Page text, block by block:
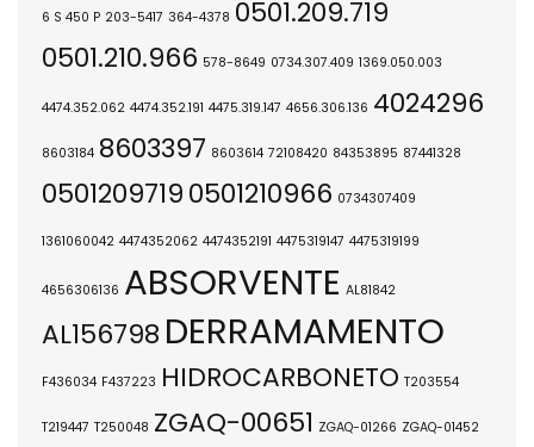
6 S 450 P 203-5417 364-4378 0501.209.719
0501.210.966 578-8649 0734.307.409 1369.050.003
4474.352.062 4474.352.191 4475.319.147 4656.306.136 4024296
8603184 8603397 8603614 72108420 84353895 87441328
05012097190501210966 0734307409
1361060042 4474352062 4474352191 4475319147 4475319199
4656306136 ABSORVENTE AL81842
AL156798 DERRAMAMENTO
F436034 F437223 HIDROCARBONETO T203554
T219447 T250048 ZGAQ-00651 ZGAQ-01266 ZGAQ-01452